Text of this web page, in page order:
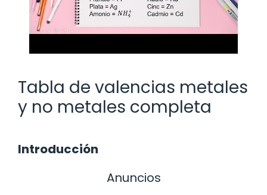
Tabla de valencias metales
y no metales completa
Introducción
Anuncios